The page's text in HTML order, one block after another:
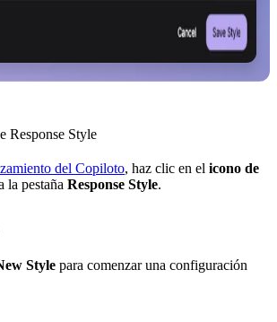
Response Style
del Copiloto, haz clic en el icono de
la pestaña Response Style.
Style para comenzar una configuración